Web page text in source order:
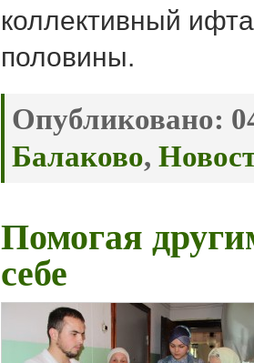
коллективный
половины.
Опубликовано:
Балаково,
Помогая
себе